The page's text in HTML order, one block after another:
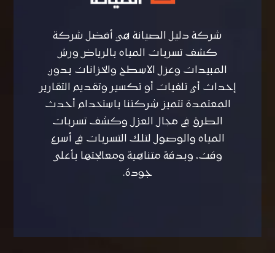
شركة دليل الصيانة هي أفضل شركة
كشف تسربات المياه بالرياض ورش
المبيدات وعزل الاسطح والخزانات بدون
إحداث أي تلفيات أو تكسير وتقديم التقارير
المعتمدة تتميز شركتنا باستخدام أحدث
الطرق في مجال العزل وكشف تسربات
المياه والوصول لتلك التسربات في أسرع
وقت، وبدقة متناهية ومعالجتها بأعلى
جودة.